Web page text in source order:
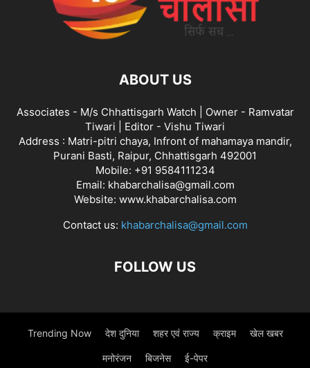
ABOUT US
Associates - M/s Chhattisgarh Watch | Owner - Ramvatar
Tiwari | Editor - Vishu Tiwari
Address : Matri-pitri chaya, Infront of mahamaya mandir,
Purani Basti, Raipur, Chhattisgarh 492001
Mobile: +91 9584111234
Email: khabarchalisa@gmail.com
Website: www.khabarchalisa.com
Contact us: khabarchalisa@gmail.com
FOLLOW US
Trending Now देश दुनिया शहर एवं राज्य क्राइम खेल खबर
मनोरंजन बिजनेस ई-पेपर